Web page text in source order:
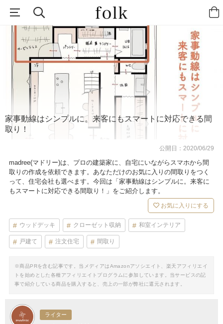
家事動線はシンプルに。来客にもスマートに対応できる間
取り！
公開日：2020/06/29
madree(マドリー)は、プロの建築家に、自宅にいながらスマホから間
取りの作成を依頼できます。あなただけのお気に入りの間取りをつく
って、住宅会社も選べます。今回は「家事動線はシンプルに。来客に
もスマートに対応できる間取り！」をご紹介します。
お気に入りにする
ウッドデッキ クローゼット収納 和室インテリア
戸建て 注文住宅 間取り
※商品PRを含む記事です。当メディアはAmazonアソシエイト、楽天アフィリエイ
トを始めとした各種アフィリエイトプログラムに参加しています。当サービスの記
事で紹介している商品を購入すると、売上の一部が弊社に還元されます。
ライター